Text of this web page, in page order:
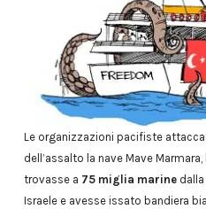
Le organizzazioni pacifiste
dell’assalto la nave Mave
trovasse a 75 miglia marinedalla
Israele e avesse issato bandiera